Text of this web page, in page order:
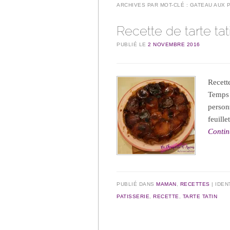
ARCHIVES PAR MOT-CLÉ : GATEAU AUX
Recette de tarte
PUBLIÉ LE 2 NOVEMBRE 2016
PUBLIÉ DANS MAMAN RECETTES
PATISSERIE RECETTE TARTE TATIN